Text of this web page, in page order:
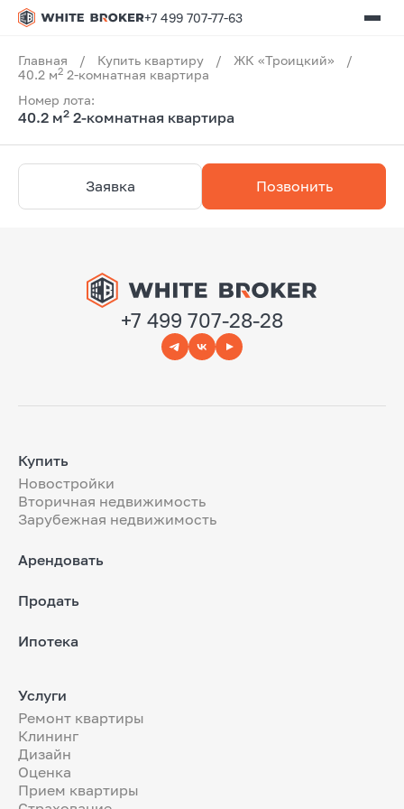
+7 499 707-77-63
Главная / Купить квартиру / ЖК «Троицкий»
/
40.2 м2 2-комнатная квартира
Номер лота:
40.2 м2 2-комнатная квартира
Заявка Позвонить
+7 499 707-28-28
Купить
Новостройки
Вторичная недвижимость
Зарубежная недвижимость
Арендовать
Продать
Ипотека
Услуги
Ремонт квартиры
Клининг
Дизайн
Оценка
Прием квартиры